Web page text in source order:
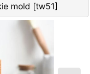
mold [tw51]